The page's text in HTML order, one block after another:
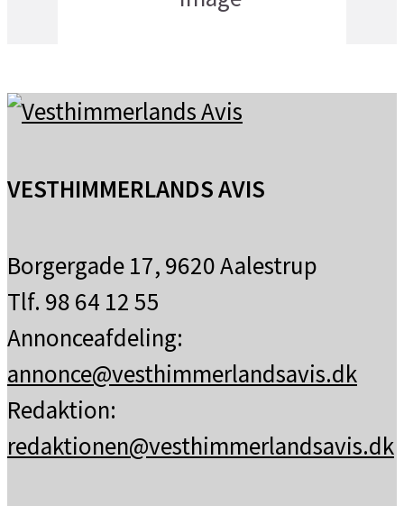
spredt skydække
VESTHIMMERLANDS AVIS
Borgergade 17, 9620 Aalestrup
Tlf. 98 64 12 55
Annonceafdeling:
annonce@vesthimmerlandsavis.dk
Redaktion:
redaktionen@vesthimmerlandsavis.dk